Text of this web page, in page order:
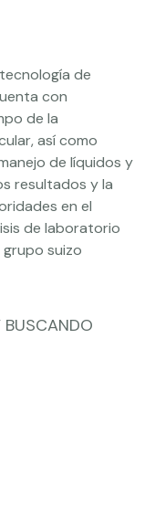
de
con
de la
así como
de líquidos y
resultados y la
en el
de laboratorio
suizo
BUSCANDO